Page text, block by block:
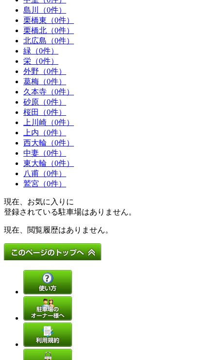
島川（0件）
栗橋東（0件）
栗橋北（0件）
北広島（0件）
緑（0件）
栄（0件）
外野（0件）
葛梅（0件）
久本寺（0件）
砂原（0件）
桜田（0件）
上川崎（0件）
上内（0件）
西大輪（0件）
中妻（0件）
東大輪（0件）
八甫（0件）
鷲宮（0件）
現在、お気に入りに
登録されている駐車場はありません。
現在、閲覧履歴はありません。